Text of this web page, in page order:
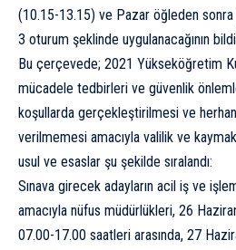
(10.15-13.15) ve Pazar öğleden
3 oturum şeklinde uygulanacağının
Bu çerçevede; 2021 Yükseköğretim
mücadele tedbirleri ve güvenlik
koşullarda gerçekleştirilmesi ve
verilmemesi amacıyla valilik ve
usul ve esaslar şu şekilde sıralandı:
Sınava girecek adayların acil iş ve
amacıyla nüfus müdürlükleri, 26
07.00-17.00 saatleri arasında, 27